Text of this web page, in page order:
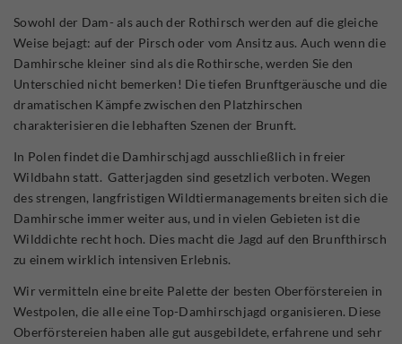
Sowohl der Dam- als auch der Rothirsch werden auf die gleiche
Weise bejagt: auf der Pirsch oder vom Ansitz aus. Auch wenn die
Damhirsche kleiner sind als die Rothirsche, werden Sie den
Unterschied nicht bemerken! Die tiefen Brunftgeräusche und die
dramatischen Kämpfe zwischen den Platzhirschen
charakterisieren die lebhaften Szenen der Brunft.
In Polen findet die Damhirschjagd ausschließlich in freier
Wildbahn statt. Gatterjagden sind gesetzlich verboten. Wegen
des strengen, langfristigen Wildtiermanagements breiten sich die
Damhirsche immer weiter aus, und in vielen Gebieten ist die
Wilddichte recht hoch. Dies macht die Jagd auf den Brunfthirsch
zu einem wirklich intensiven Erlebnis.
Wir vermitteln eine breite Palette der besten Oberförstereien in
Westpolen, die alle eine Top-Damhirschjagd organisieren. Diese
Oberförstereien haben alle gut ausgebildete, erfahrene und sehr